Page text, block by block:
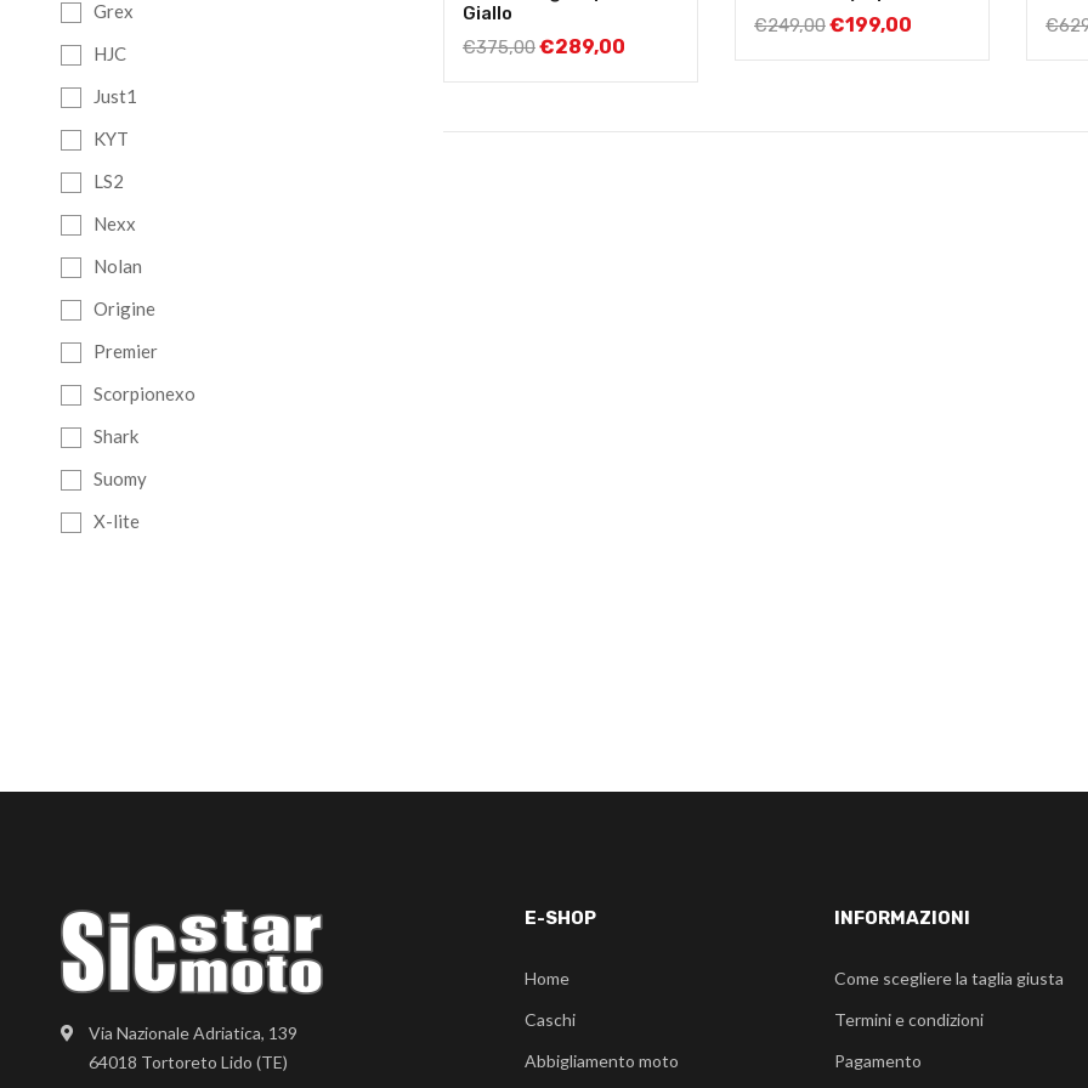
Grex
HJC
Just1
KYT
LS2
Nexx
Nolan
Origine
Premier
Scorpionexo
Shark
Suomy
X-lite
Giallo
€375,00€289,00
€249,00€199,00
€
Via Nazionale Adriatica, 139
64018 Tortoreto Lido (TE)
E-SHOP
Home
Caschi
Abbigliamento moto
INFORMAZIONI
Come scegliere la taglia giusta
Termini e condizioni
Pagamento